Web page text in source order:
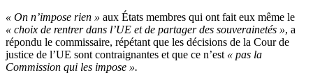
« On n’impose rien » aux États membres qui ont fait eux même le
« choix de rentrer dans l’UE et de partager des souverainetés », a
répondu le commissaire, répétant que les décisions de la Cour de
justice de l’UE sont contraignantes et que ce n’est « pas la
Commission qui les impose ».